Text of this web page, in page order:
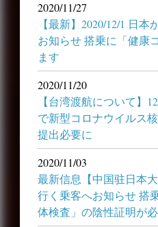
2020/11/27
【最新】2020/12/1 日
お知らせ 搭乗に「健康
ます
2020/11/20
【台湾渡航について】
で新型コロナウイルス
提出必要に
2020/11/03
最新信息【中国驻日本
行く乗客へお知らせ 搭
体検査」の陰性証明が